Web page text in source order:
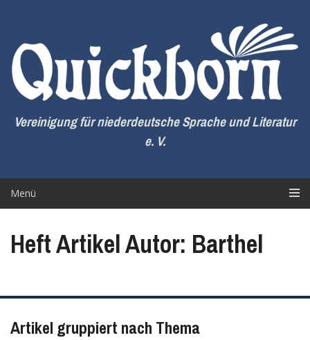
springen
Vereinigung für niederdeutsche Sprache und Literatur
e. V.
Menü
Heft Artikel Autor: Barthel
Artikel gruppiert nach Thema